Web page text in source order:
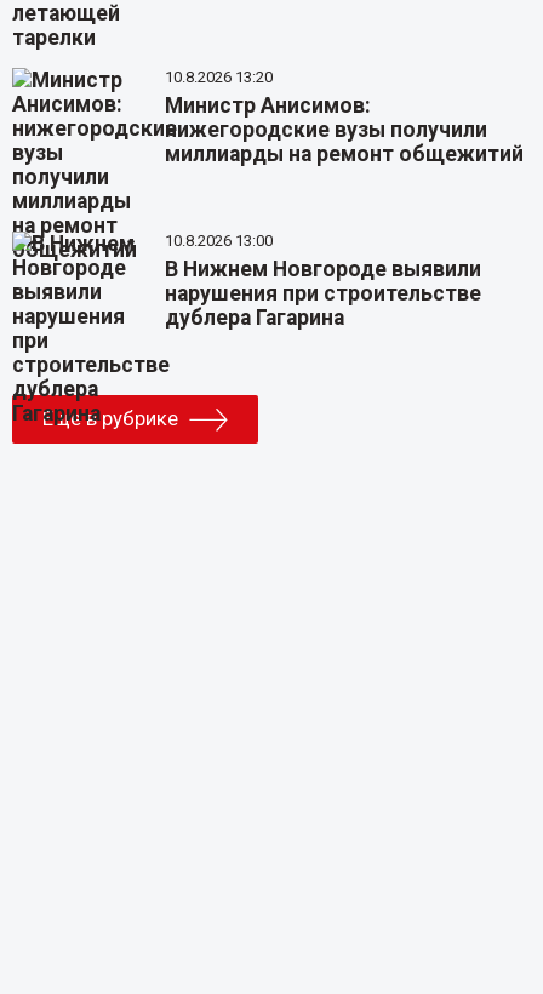
10.8.2026 13:20
Министр Анисимов:
нижегородские вузы получили
миллиарды на ремонт общежитий
10.8.2026 13:00
В Нижнем Новгороде выявили
нарушения при строительстве
дублера Гагарина
Еще в рубрике